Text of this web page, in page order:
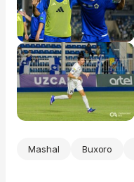
Mashal Buxoro